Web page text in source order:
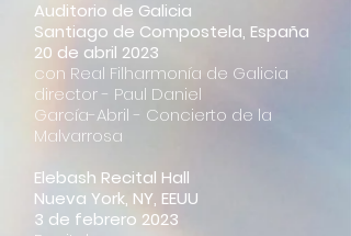
Auditorio de Galicia
Santiago de Compostela, España
20 de abril 2023
con Real Filharmonía de Galicia
director - Paul Daniel
García-Abril - Concierto de la
Malvarrosa
Elebash Recital Hall
Nueva York, NY, EEUU
3 de febrero 2023